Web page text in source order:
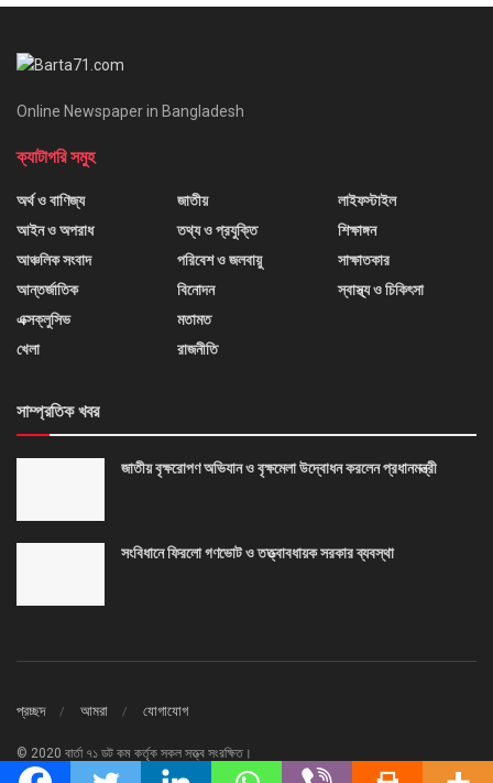
Online Newspaper in Bangladesh
ক্যাটাগরি সমুহ
অর্থ ও বাণিজ্য
আইন ও অপরাধ
আঞ্চলিক সংবাদ
আন্তর্জাতিক
এক্সক্লুসিভ
খেলা
জাতীয়
তথ্য ও প্রযুক্তি
পরিবেশ ও জলবায়ু
বিনোদন
মতামত
রাজনীতি
লাইফস্টাইল
শিক্ষাঙ্গন
সাক্ষাতকার
স্বাস্থ্য ও চিকিৎসা
সাম্প্রতিক খবর
জাতীয় বৃক্ষরোপণ অভিযান ও বৃক্ষমেলা উদ্বোধন করলেন প্রধানমন্ত্রী
সংবিধানে ফিরলো গণভোট ও তত্ত্বাবধায়ক সরকার ব্যবস্থা
প্রচ্ছদ আমরা যোগাযোগ
© 2020 বার্তা ৭১ ডট কম কর্তৃক সকল সত্ত্ব সংরক্ষিত।